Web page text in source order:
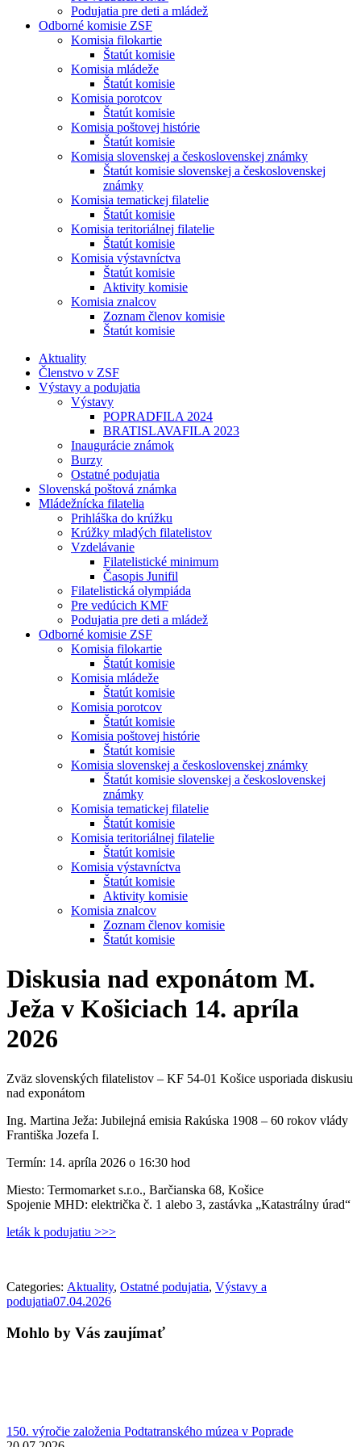
Podujatia pre deti a mládež
Odborné komisie ZSF
Komisia filokartie
Štatút komisie
Komisia mládeže
Štatút komisie
Komisia porotcov
Štatút komisie
Komisia poštovej histórie
Štatút komisie
Komisia slovenskej a československej známky
Štatút komisie slovenskej a československej
známky
Komisia tematickej filatelie
Štatút komisie
Komisia teritoriálnej filatelie
Štatút komisie
Komisia výstavníctva
Štatút komisie
Aktivity komisie
Komisia znalcov
Zoznam členov komisie
Štatút komisie
Aktuality
Členstvo v ZSF
Výstavy a podujatia
Výstavy
POPRADFILA 2024
BRATISLAVAFILA 2023
Inaugurácie známok
Burzy
Ostatné podujatia
Slovenská poštová známka
Mládežnícka filatelia
Prihláška do krúžku
Krúžky mladých filatelistov
Vzdelávanie
Filatelistické minimum
Časopis Junifil
Filatelistická olympiáda
Pre vedúcich KMF
Podujatia pre deti a mládež
Odborné komisie ZSF
Komisia filokartie
Štatút komisie
Komisia mládeže
Štatút komisie
Komisia porotcov
Štatút komisie
Komisia poštovej histórie
Štatút komisie
Komisia slovenskej a československej známky
Štatút komisie slovenskej a československej
známky
Komisia tematickej filatelie
Štatút komisie
Komisia teritoriálnej filatelie
Štatút komisie
Komisia výstavníctva
Štatút komisie
Aktivity komisie
Komisia znalcov
Zoznam členov komisie
Štatút komisie
Diskusia nad exponátom M.
Ježa v Košiciach 14. apríla
2026
Zväz slovenských filatelistov – KF 54-01 Košice usporiada diskusiu
nad exponátom
Ing. Martina Ježa: Jubilejná emisia Rakúska 1908 – 60 rokov vlády
Františka Jozefa I.
Termín: 14. apríla 2026 o 16:30 hod
Miesto: Termomarket s.r.o., Barčianska 68, Košice
Spojenie MHD: električka č. 1 alebo 3, zastávka „Katastrálny úrad“
leták k podujatiu >>>
Categories: Aktuality, Ostatné podujatia, Výstavy a
podujatia07.04.2026
Mohlo by Vás zaujímať
150. výročie založenia Podtatranského múzea v Poprade